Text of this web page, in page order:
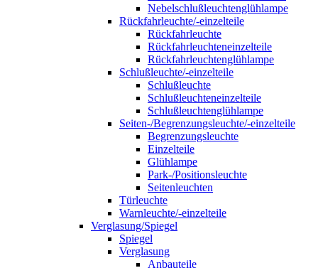
Nebelschlußleuchtenglühlampe
Rückfahrleuchte/-einzelteile
Rückfahrleuchte
Rückfahrleuchteneinzelteile
Rückfahrleuchtenglühlampe
Schlußleuchte/-einzelteile
Schlußleuchte
Schlußleuchteneinzelteile
Schlußleuchtenglühlampe
Seiten-/Begrenzungsleuchte/-einzelteile
Begrenzungsleuchte
Einzelteile
Glühlampe
Park-/Positionsleuchte
Seitenleuchten
Türleuchte
Warnleuchte/-einzelteile
Verglasung/Spiegel
Spiegel
Verglasung
Anbauteile